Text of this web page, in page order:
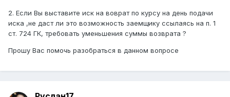
2. Если Вы выставите иск на воврат по курсу на день подачи
иска ,не даст ли это возможность заемщику ссылаясь на п. 1
ст. 724 ГК, требовать уменьшения суммы возврата ?
Прошу Вас помочь разобраться в данном вопросе